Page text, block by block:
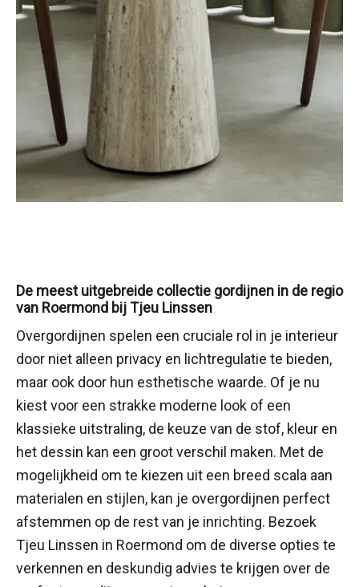
De meest uitgebreide collectie gordijnen in de regio
van Roermond bij Tjeu Linssen
Overgordijnen spelen een cruciale rol in je interieur
door niet alleen privacy en lichtregulatie te bieden,
maar ook door hun esthetische waarde. Of je nu
kiest voor een strakke moderne look of een
klassieke uitstraling, de keuze van de stof, kleur en
het dessin kan een groot verschil maken. Met de
mogelijkheid om te kiezen uit een breed scala aan
materialen en stijlen, kan je overgordijnen perfect
afstemmen op de rest van je inrichting. Bezoek
Tjeu Linssen in Roermond om de diverse opties te
verkennen en deskundig advies te krijgen over de